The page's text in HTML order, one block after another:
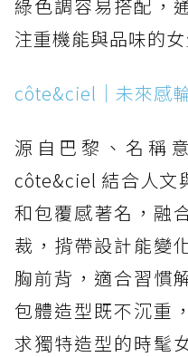
綠色調容易搭配，
注重機能與品味的
côte&ciel｜未來感
源自巴黎、名稱
côte&ciel 結合人文
和包覆感著名，融
裁，揹帶設計能變
胸前背，適合習慣
包體造型既不沉重
求獨特造型的時髦